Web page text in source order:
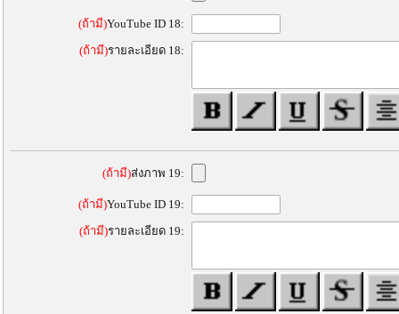
(ถ้ามี)YouTube ID 18:
(ถ้ามี)รายละเอียด 18:
(ถ้ามี)ส่งภาพ 19:
(ถ้ามี)YouTube ID 19:
(ถ้ามี)รายละเอียด 19: